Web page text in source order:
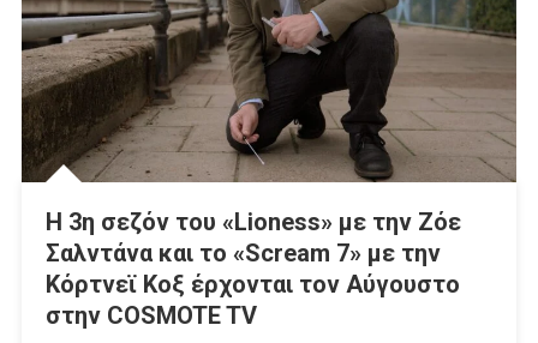
Η 3η σεζόν του «Lioness» με την Ζόε
Σαλντάνα και το «Scream 7» με την
Κόρτνεϊ Κοξ έρχονται τον Αύγουστο
στην COSMOTE TV